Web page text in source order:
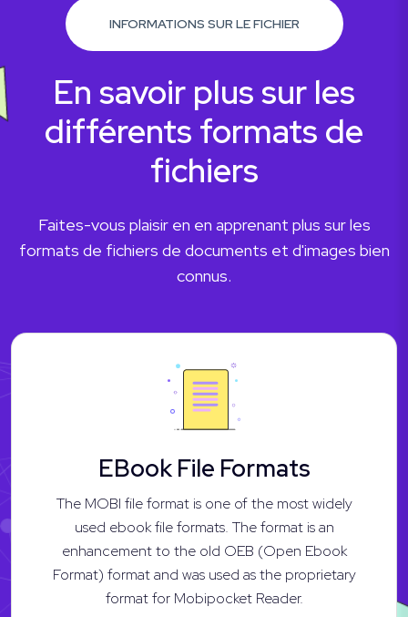
INFORMATIONS SUR LE FICHIER
En savoir plus sur les
différents formats de
fichiers
Faites-vous plaisir en en apprenant plus sur les
formats de fichiers de documents et d'images bien
connus.
EBook File Formats
The MOBI file format is one of the most widely
used ebook file formats. The format is an
enhancement to the old OEB (Open Ebook
Format) format and was used as the proprietary
format for Mobipocket Reader.